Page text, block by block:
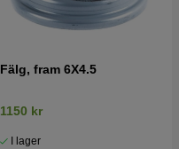
Fälg, fram 6X4.5
1150 kr
I lager